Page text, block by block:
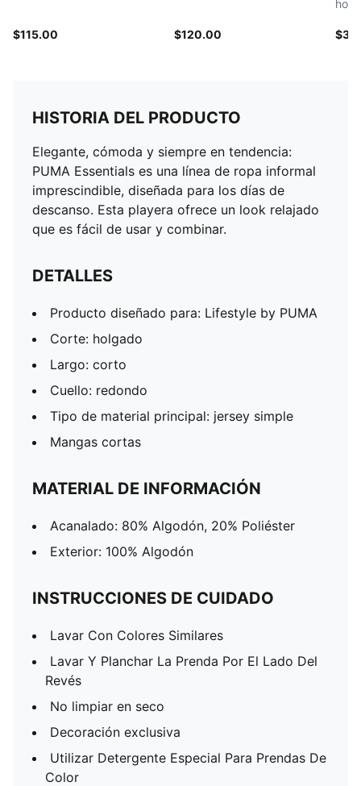
$115.00 $120.00
HISTORIA DEL PRODUCTO
Elegante, cómoda y siempre en tendencia:
PUMA Essentials es una línea de ropa informal
imprescindible, diseñada para los días de
descanso. Esta playera ofrece un look relajado
que es fácil de usar y combinar.
DETALLES
Producto diseñado para: Lifestyle by PUMA
Corte: holgado
Largo: corto
Cuello: redondo
Tipo de material principal: jersey simple
Mangas cortas
MATERIAL DE INFORMACIÓN
Acanalado: 80% Algodón, 20% Poliéster
Exterior: 100% Algodón
INSTRUCCIONES DE CUIDADO
Lavar Con Colores Similares
Lavar Y Planchar La Prenda Por El Lado Del
Revés
No limpiar en seco
Decoración exclusiva
Utilizar Detergente Especial Para Prendas De
Color